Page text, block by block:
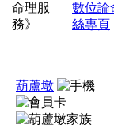
命理服
務》
數位論
絲專頁
葫蘆墩